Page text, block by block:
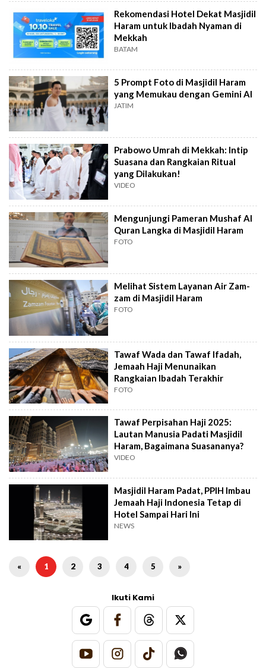
Rekomendasi Hotel Dekat Masjidil
Haram untuk Ibadah Nyaman di
Mekkah
BATAM
5 Prompt Foto di Masjidil Haram
yang Memukau dengan Gemini AI
JATIM
Prabowo Umrah di Mekkah: Intip
Suasana dan Rangkaian Ritual
yang Dilakukan!
VIDEO
Mengunjungi Pameran Mushaf Al
Quran Langka di Masjidil Haram
FOTO
Melihat Sistem Layanan Air Zam-
zam di Masjidil Haram
FOTO
Tawaf Wada dan Tawaf Ifadah,
Jemaah Haji Menunaikan
Rangkaian Ibadah Terakhir
FOTO
Tawaf Perpisahan Haji 2025:
Lautan Manusia Padati Masjidil
Haram, Bagaimana Suasananya?
VIDEO
Masjidil Haram Padat, PPIH Imbau
Jemaah Haji Indonesia Tetap di
Hotel Sampai Hari Ini
NEWS
« 1 2 3 4 5 »
Ikuti Kami